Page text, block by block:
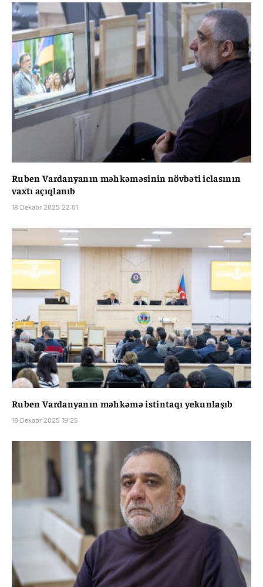
Ruben Vardanyanın məhkəməsinin növbəti iclasının
vaxtı açıqlanıb
18 Dekabr 2025 22:01
Ruben Vardanyanın məhkəmə istintaqı yekunlaşıb
16 Dekabr 2025 19:25